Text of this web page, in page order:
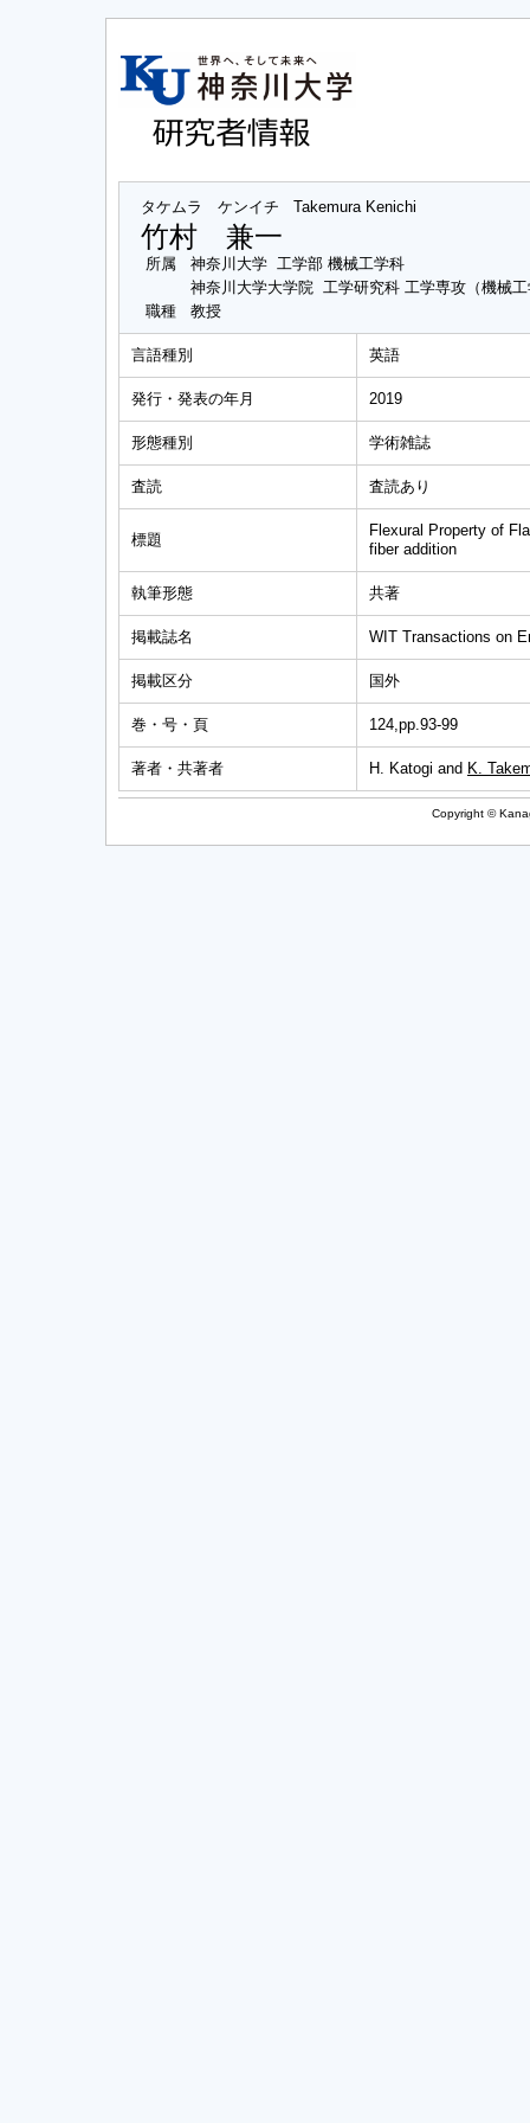
タケムラ ケンイチ Takemura Kenichi
竹村 兼一
所属
神奈川大学 工学部 機械工学科
神奈川大学大学院 工学研究科 工学専攻（機械
職種
教授
言語種別 英語
発行・発表の年月 2019
形態種別 学術雑誌
査読 査読あり
標題
Flexural Property of
fiber addition
執筆形態 共著
掲載誌名 WIT Transactions on
掲載区分 国外
巻・号・頁 124,pp.93-99
著者・共著者 H. Katogi and K.
Copyright ©